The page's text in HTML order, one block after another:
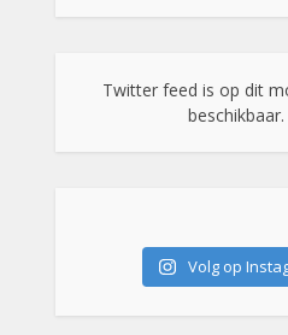
Twitter feed is op dit
beschikbaar.
Volg op